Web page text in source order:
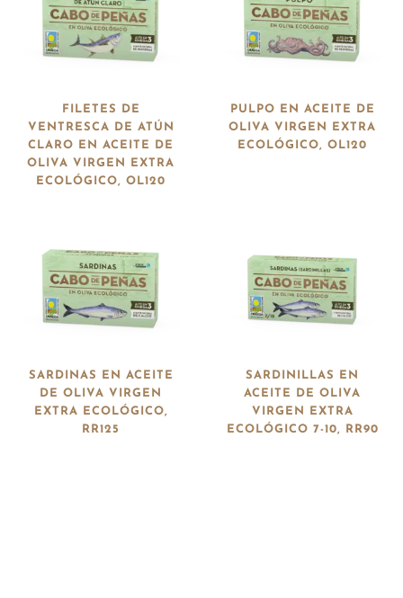
FILETES DE
VENTRESCA DE ATÚN
CLARO EN ACEITE DE
OLIVA VIRGEN EXTRA
ECOLÓGICO, OL120
PULPO EN ACEITE DE
OLIVA VIRGEN EXTRA
ECOLÓGICO, OL120
SARDINAS EN ACEITE
DE OLIVA VIRGEN
EXTRA ECOLÓGICO,
RR125
SARDINILLAS EN
ACEITE DE OLIVA
VIRGEN EXTRA
ECOLÓGICO 7-10, RR90